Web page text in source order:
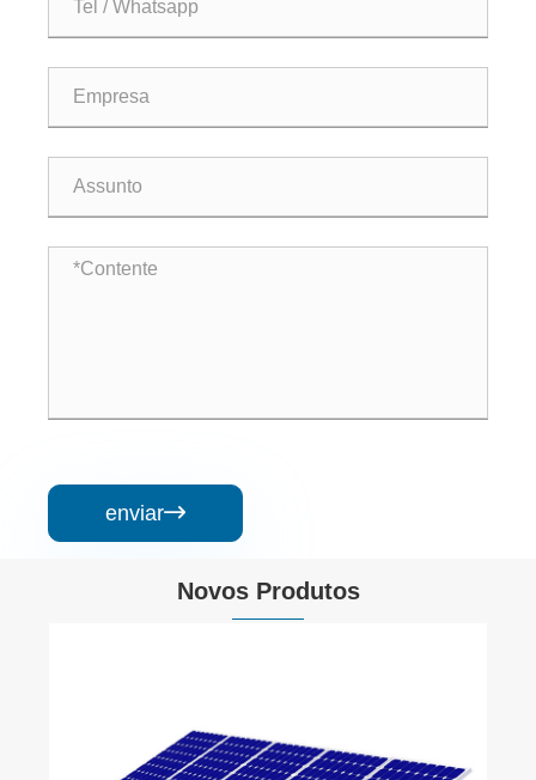
enviar
Novos Produtos
Veja mais >>